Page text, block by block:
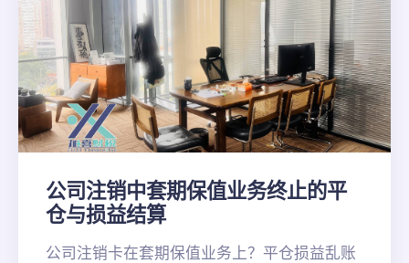
公司注销中套期保值业务终止的平
仓与损益结算
公司注销卡在套期保值业务上？平仓损益乱账